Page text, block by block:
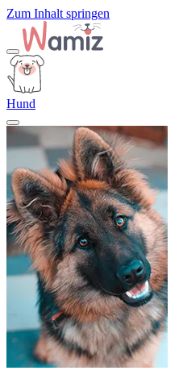
Zum Inhalt springen
Hund